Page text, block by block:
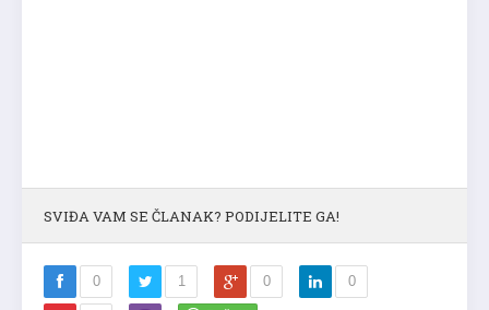
SVIĐA VAM SE ČLANAK? PODIJELITE GA!
0 1 0 0